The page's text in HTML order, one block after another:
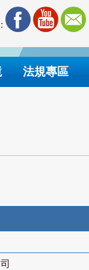
法規專區